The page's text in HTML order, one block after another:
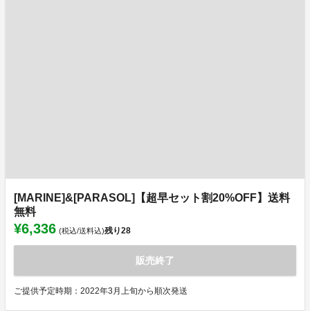
[MARINE]&[PARASOL]【超早セット割20%OFF】送料
無料
¥6,336 (税込/送料込)残り28
販売終了
ご提供予定時期：2022年3月上旬から順次発送